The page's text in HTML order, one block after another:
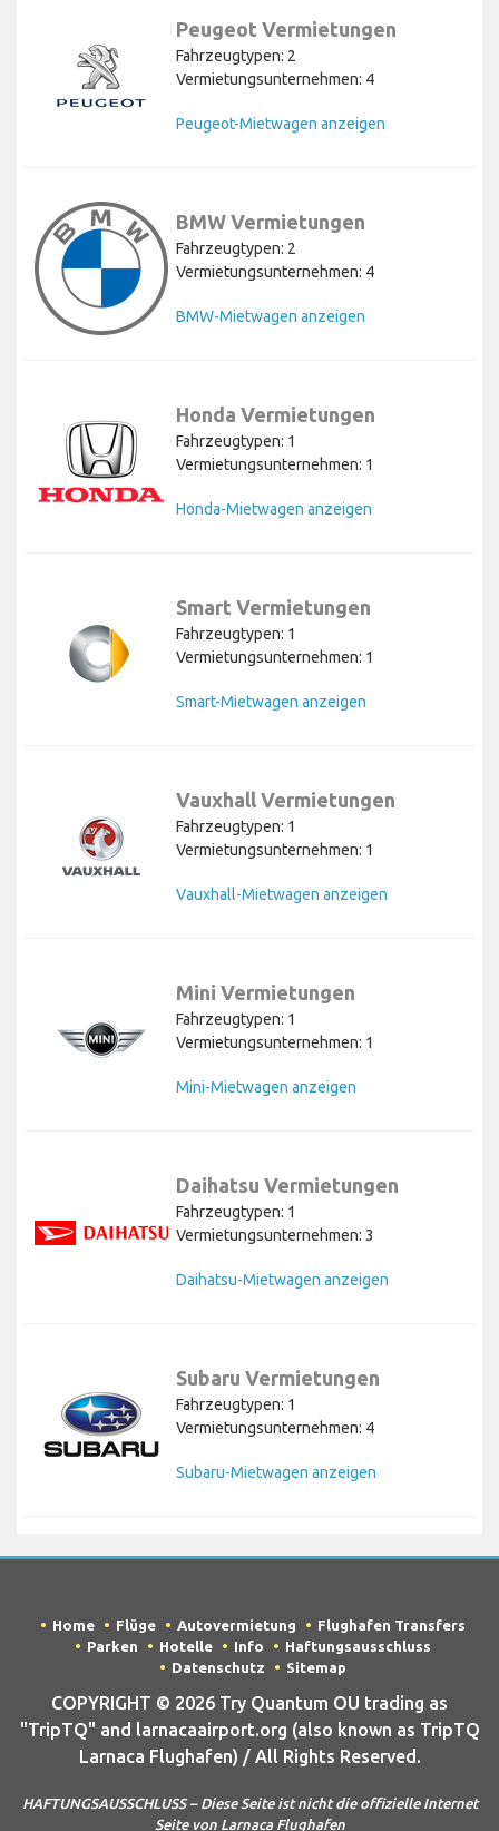
Peugeot Vermietungen
Fahrzeugtypen: 2
Vermietungsunternehmen: 4
Peugeot-Mietwagen anzeigen
BMW Vermietungen
Fahrzeugtypen: 2
Vermietungsunternehmen: 4
BMW-Mietwagen anzeigen
Honda Vermietungen
Fahrzeugtypen: 1
Vermietungsunternehmen: 1
Honda-Mietwagen anzeigen
Smart Vermietungen
Fahrzeugtypen: 1
Vermietungsunternehmen: 1
Smart-Mietwagen anzeigen
Vauxhall Vermietungen
Fahrzeugtypen: 1
Vermietungsunternehmen: 1
Vauxhall-Mietwagen anzeigen
Mini Vermietungen
Fahrzeugtypen: 1
Vermietungsunternehmen: 1
Mini-Mietwagen anzeigen
Daihatsu Vermietungen
Fahrzeugtypen: 1
Vermietungsunternehmen: 3
Daihatsu-Mietwagen anzeigen
Subaru Vermietungen
Fahrzeugtypen: 1
Vermietungsunternehmen: 4
Subaru-Mietwagen anzeigen
Home Flüge Autovermietung
Flughafen Transfers
Parken
Hotelle Info
Haftungsausschluss
Datenschutz
Sitemap
COPYRIGHT © 2026 Try Quantum OU trading as
"TripTQ" and larnacaairport.org (also known as TripTQ
Larnaca Flughafen) / All Rights Reserved.
HAFTUNGSAUSSCHLUSS – Diese Seite ist nicht die offizielle Internet
Seite von Larnaca Flughafen